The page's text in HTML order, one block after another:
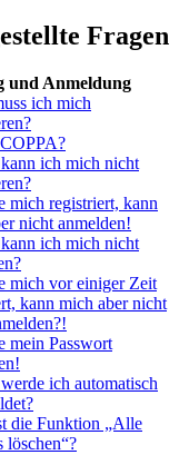
Fragen
und Anmeldung
ich mich
ich mich nicht
mich registriert, kann
nicht anmelden!
ich mich nicht
mich vor einiger Zeit
kann mich aber nicht
mein Passwort
ich automatisch
die Funktion „Alle
löschen“?